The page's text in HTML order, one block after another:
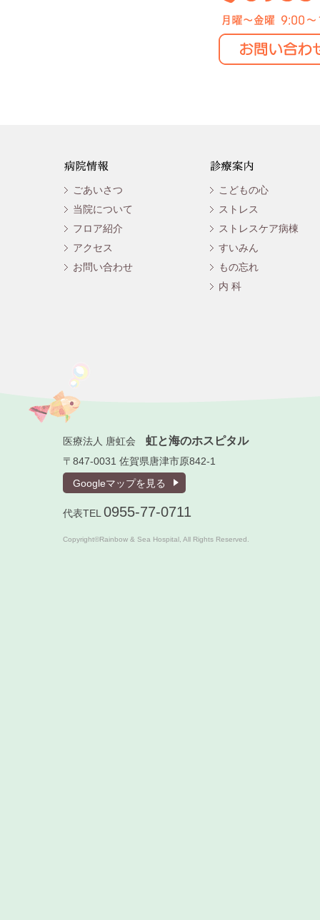
ごあいさつ
当院について
フロア紹介
アクセス
お問い合わせ
こどもの心
ストレス
ストレスケア病棟
すいみん
もの忘れ
内 科
医療法人 唐虹会 虹と海のホスピタル
〒847-0031 佐賀県唐津市原842-1
Googleマップを見る
代表TEL 0955-77-0711
Copyright©Rainbow & Sea Hospital, All Rights Reserved.